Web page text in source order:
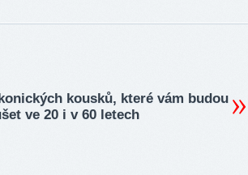
kousků, které vám budou
ve 20 i v 60 letech